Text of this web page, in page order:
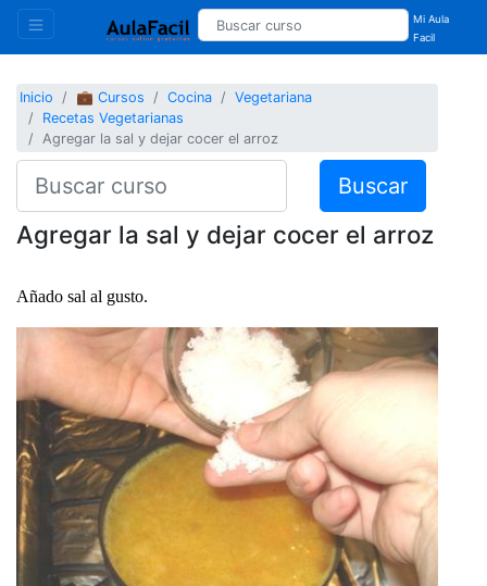
Mi Aula
Facil
Inicio 💼 Cursos Cocina
Vegetariana
Recetas Vegetarianas
Agregar la sal y dejar cocer el arroz
Buscar
Agregar la sal y dejar cocer el arroz
Añado sal al gusto.